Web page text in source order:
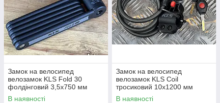
Замок на велосипед
велозамок KLS Fold 30
фолдінговий 3,5х750 мм
чорний
В наявності
Замок на велосипед
велозамок KLS Coil
тросиковий 10x1200 мм
чорний
В наявності